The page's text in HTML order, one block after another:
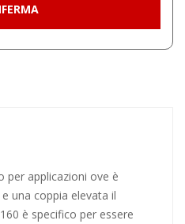
per applicazioni ove è
una coppia elevata il
è specifico per essere